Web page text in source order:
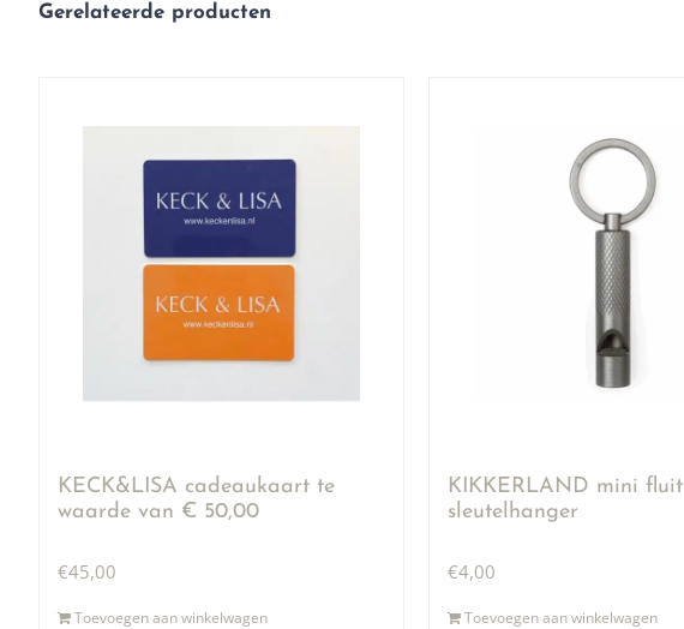
Gerelateerde producten
KECK&LISA cadeaukaart te
waarde van € 50,00
€45,00
Toevoegen aan winkelwagen
KIKKERLAND mini fluit
sleutelhanger
€4,00
Toevoegen aan winkelwagen